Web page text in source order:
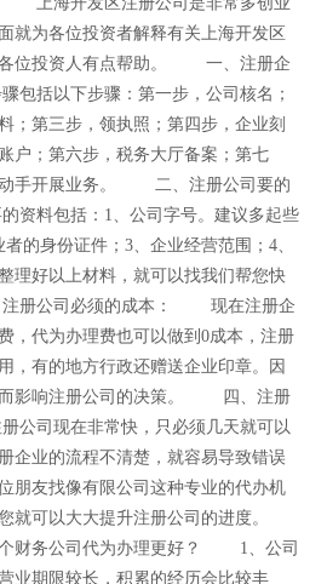
就为各位投资者解释有关上海开发区
各位投资人有点帮助。 一、注册企
括以下步骤：第一步，公司核名；
；第三步，领执照；第四步，企业刻
户；第六步，税务大厅备案；第七
动手开展业务。 二、注册公司要的
料包括：1、公司字号。建议多起些
的身份证件；3、企业经营范围；4、
理好以上材料，就可以找我们帮您快
册公司必须的成本： 现在注册企
，代为办理费也可以做到0成本，注册
，有的地方行政还赠送企业印章。因
而影响注册公司的决策。 四、注册
司现在非常快，只必须几天就可以
企业的流程不清楚，就容易导致错误
朋友找像有限公司这种专业的代办机
就可以大大提升注册公司的进度。
财务公司代为办理更好？ 1、公司
业期限较长，积累的经历会比较丰